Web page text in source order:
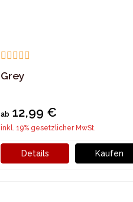
Grey
ab 12,99 €
inkl. 19% gesetzlicher MwSt.
Details Kaufen